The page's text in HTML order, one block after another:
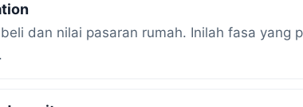
dan nilai pasaran rumah. Inilah fasa yang